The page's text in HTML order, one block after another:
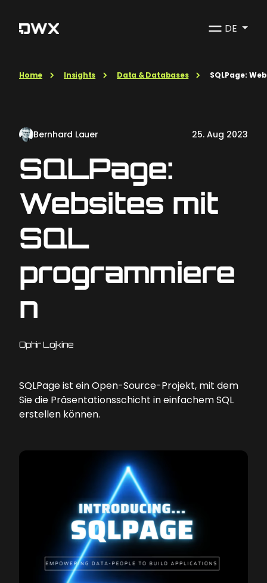
DE
Home Insights Data & Databases SQLPage:
Bernhard Lauer 25. Aug 2023
SQLPage:
Websites mit
SQL
programmiere
n
Ophir Lojkine
SQLPage ist ein Open-Source-Projekt, mit dem
Sie die Präsentationsschicht in einfachem SQL
erstellen können.